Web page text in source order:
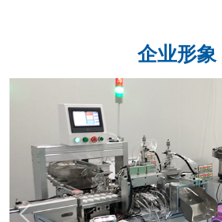
企业形象